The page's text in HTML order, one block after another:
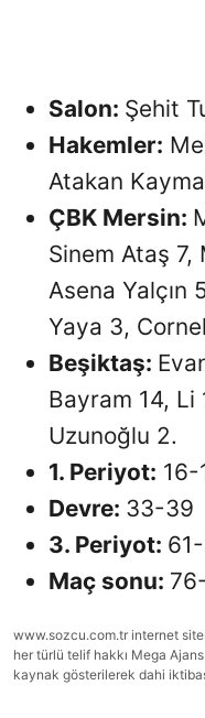
Salon: Şehit
Hakemler:
Atakan
ÇBK Mersin:
Sinem Ataş 7,
Asena Yalçın
Yaya 3,
Beşiktaş:
Bayram 14,
Uzunoğlu 2.
1. Periyot: 16-
Devre: 33-39
3. Periyot:
Maç sonu:
www.sozcu.com.tr internet
her türlü telif hakkı Mega
kaynak gösterilerek dahi